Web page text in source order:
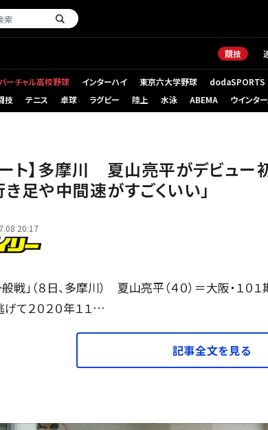
競技
バーチャル高校野球 インターハイ 東京六大学野球 dodaSPORTS
（新しいタブで開
技
テニス 卓球 ラグビー 陸上 水泳 ABEMA ウインタ
ート】多摩川 夏山亮平がデビュー
き足や中間速がすごくいい」
20:17
戦」（８日、多摩川） 夏山亮平（４０）＝大阪・１０
げて２０２０年１１…
記事全文を見る